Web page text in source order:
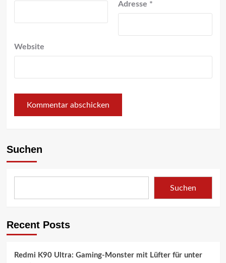
Adresse *
Website
Suchen
Suchen
Recent Posts
Redmi K90 Ultra: Gaming-Monster mit Lüfter für unter